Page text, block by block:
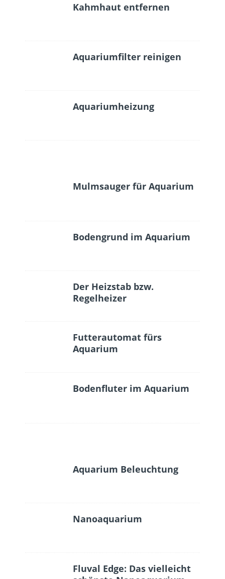
Kahmhaut entfernen
Aquariumfilter reinigen
Aquariumheizung
Mulmsauger für Aquarium
Bodengrund im Aquarium
Der Heizstab bzw.
Regelheizer
Futterautomat fürs
Aquarium
Bodenfluter im Aquarium
Aquarium Beleuchtung
Nanoaquarium
Fluval Edge: Das vielleicht